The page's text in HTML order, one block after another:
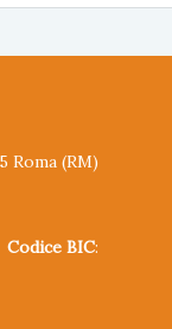
Roma (RM)
Codice BIC: